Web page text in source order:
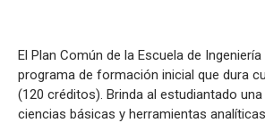
El Plan Común de la Escuela de
programa de formación inicial que dura
(120 créditos). Brinda al estudiantado
ciencias básicas y herramientas